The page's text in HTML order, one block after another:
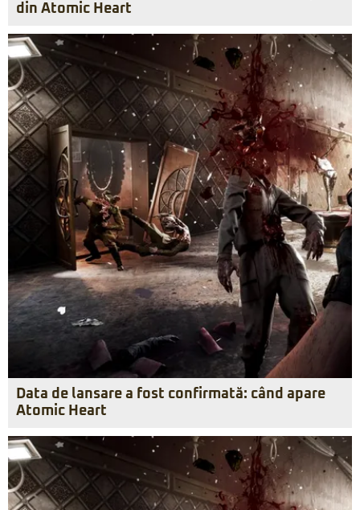
din Atomic Heart
Data de lansare a fost confirmată: când apare
Atomic Heart